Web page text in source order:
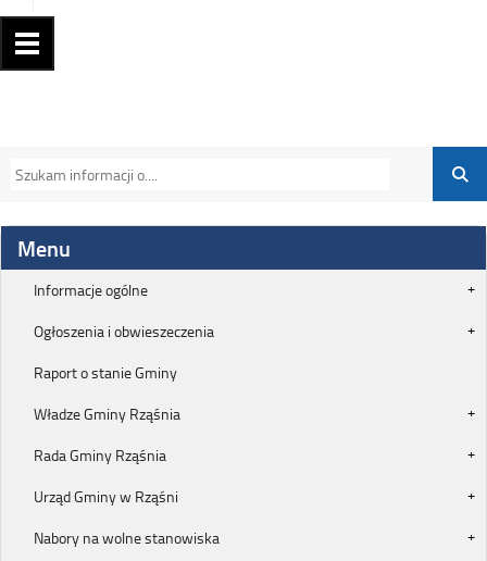
Menu
Informacje ogólne
Ogłoszenia i obwieszeczenia
Raport o stanie Gminy
Władze Gminy Rząśnia
Rada Gminy Rząśnia
Urząd Gminy w Rząśni
Nabory na wolne stanowiska